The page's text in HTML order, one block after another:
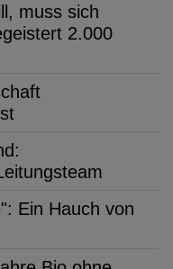
muss sich
2.000
Ein Hauch von